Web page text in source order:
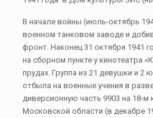
В начале войны (июль-октябрь
военном танковом заводе и
фронт. Наконец 31 октября 1941
на сборном пункте у кинотеатра
прудах. Группа из 21 девушки и 2
отбыла на военные учения в
диверсионную часть 9903 на 18-
Московской области (в декабре